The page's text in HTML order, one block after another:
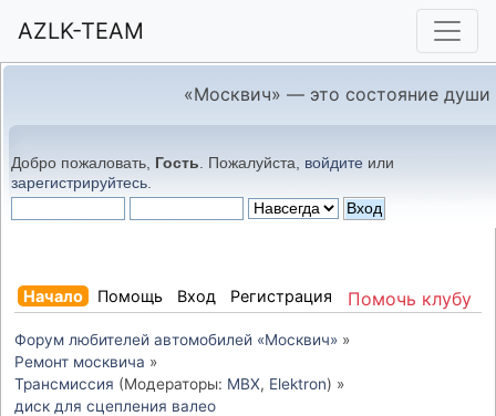
AZLK-TEAM
«Москвич» — это состояние души
Добро пожаловать, Гость . Пожалуйста, войдите или
зарегистрируйтесь
Помочь клубу
Начало Помощь Вход Регистрация
Форум любителей автомобилей «Москвич» »
Ремонт москвича »
Трансмиссия (Модераторы: MBX, Elektron) »
диск для сцепления валео